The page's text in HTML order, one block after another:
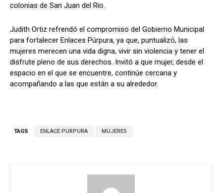
colonias de San Juan del Río.
Judith Ortiz refrendó el compromiso del Gobierno Municipal
para fortalecer Enlaces Púrpura, ya que, puntualizó, las
mujeres merecen una vida digna, vivir sin violencia y tener el
disfrute pleno de sus derechos. Invitó a que mujer, desde el
espacio en el que se encuentre, continúe cercana y
acompañando a las que están a su alrededor.
TAGS ENLACE PURPURA MUJERES